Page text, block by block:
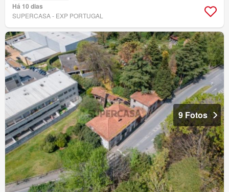
Há 10 dias
SUPERCASA - EXP PORTUGAL
9 Fotos